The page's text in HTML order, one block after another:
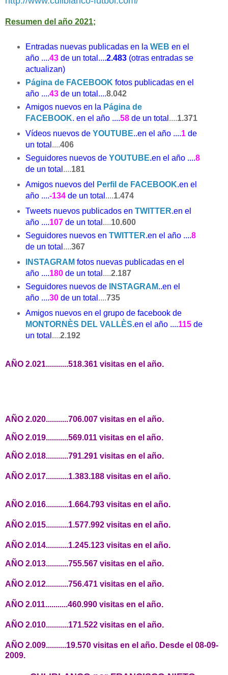
Resumen del año 2021;
Entradas nuevas publicadas en la WEB en el
año....43de un total....2.483(otras entradas se
actualizan)
Página de FACEBOOK fotos publicadas en el
año....43de un total....8.042
Amigos nuevos en la Página de
FACEBOOK. en el año ....58 de un total ....1.371
Vídeos nuevos de YOUTUBE..en el año ....1 de
un total ....406
Seguidores nuevos de YOUTUBE.en el año ....8
de un total ....181
Amigos nuevos del
Perfil de FACEBOOK.en el
año ....-134 de un total ....1.474
Tweets nuevos publicados en TWITTER.en el
año ....107 de un total ....10.600
Seguidores nuevos en TWITTER.en el año ....8
de un total ....367
INSTAGRAM fotos nuevas publicadas en el
año ....180 de un total ....2.187
Seguidores nuevos de
INSTAGRAM..en el
año ....30 de un total ....735
Amigos nuevos en el grupo de facebook de
MONTORNÈS DEL VALLÈS.en el año ....115 de
un total ....2.192
AÑO 2.021...........518.361 visitas en el año.
AÑO 2.020...........706.007 visitas en el año.
AÑO 2.019...........569.011 visitas en el año.
AÑO 2.018...........791.291 visitas en el año.
AÑO 2.017...........1.383.188 visitas en el año.
AÑO 2.016...........1.664.793 visitas en el año.
AÑO 2.015...........1.577.992 visitas en el año.
AÑO 2.014...........1.245.123 visitas en el año.
AÑO 2.013...........755.567 visitas en el año.
AÑO 2.012...........756.471 visitas en el año.
AÑO 2.011...........460.990 visitas en el año.
AÑO 2.010...........171.522 visitas en el año.
AÑO 2.009..........19.570 visitas en el año. Desde el 08-09-
2009.